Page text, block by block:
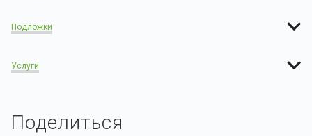
Подложки
Услуги
Поделиться